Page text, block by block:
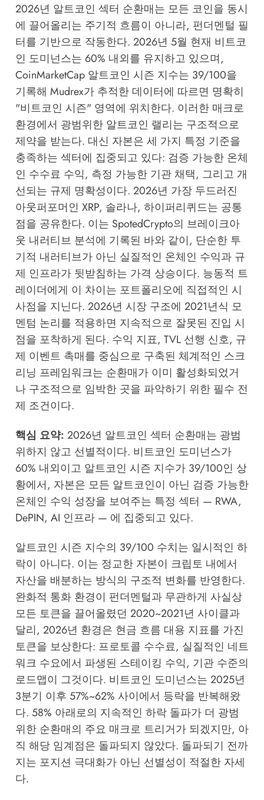
2026년 알트코인 섹터 순환매는 모든 코인을 동시
에 끌어올리는 주기적 흐름이 아니라, 펀더멘털 필
터를 기반으로 작동한다. 2026년 5월 현재 비트코
인 도미넌스는 60% 내외를 유지하고 있으며,
CoinMarketCap 알트코인 시즌 지수는 39/100을
기록해 Mudrex가 추적한 데이터에 따르면 명확히
"비트코인 시즌" 영역에 위치한다. 이러한 매크로
환경에서 광범위한 알트코인 랠리는 구조적으로
제약을 받는다. 대신 자본은 세 가지 특정 기준을
충족하는 섹터에 집중되고 있다: 검증 가능한 온체
인 수수료 수익, 측정 가능한 기관 채택, 그리고 개
선되는 규제 명확성이다. 2026년 가장 두드러진
아웃퍼포머인 XRP, 솔라나, 하이퍼리퀴드는 공통
점을 공유한다. 이는 SpotedCrypto의 브레이크아
웃 내러티브 분석에 기록된 바와 같이, 단순한 투
기적 내러티브가 아닌 실질적인 온체인 수익과 규
제 인프라가 뒷받침하는 가격 상승이다. 능동적 트
레이더에게 이 차이는 포트폴리오에 직접적인 시
사점을 지닌다. 2026년 시장 구조에 2021년식 모
멘텀 논리를 적용하면 지속적으로 잘못된 진입 시
점을 포착하게 된다. 수익 지표, TVL 선행 신호, 규
제 이벤트 촉매를 중심으로 구축된 체계적인 스크
리닝 프레임워크는 순환매가 이미 활성화되었거
나 구조적으로 임박한 곳을 파악하기 위한 필수 전
제 조건이다.
핵심 요약: 2026년 알트코인 섹터 순환매는 광범
위하지 않고 선별적이다. 비트코인 도미넌스가
60% 내외이고 알트코인 시즌 지수가 39/100인 상
황에서, 자본은 모든 알트코인이 아닌 검증 가능한
온체인 수익 성장을 보여주는 특정 섹터 — RWA,
DePIN, AI 인프라 — 에 집중되고 있다.
알트코인 시즌 지수의 39/100 수치는 일시적인 하
락이 아니다. 이는 정교한 자본이 크립토 내에서
자산을 배분하는 방식의 구조적 변화를 반영한다.
완화적 통화 환경이 펀더멘털과 무관하게 사실상
모든 토큰을 끌어올렸던 2020~2021년 사이클과
달리, 2026년 환경은 현금 흐름 대용 지표를 가진
토큰을 보상한다: 프로토콜 수수료, 실질적인 네트
워크 수요에서 파생된 스테이킹 수익, 기관 수준의
로드맵이 그것이다. 비트코인 도미넌스는 2025년
3분기 이후 57%~62% 사이에서 등락을 반복해왔
다. 58% 아래로의 지속적인 하락 돌파가 더 광범
위한 순환매의 주요 매크로 트리거가 되겠지만, 아
직 해당 임계점은 돌파되지 않았다. 돌파되기 전까
지는 포지션 극대화가 아닌 선별성이 적절한 자세
다.